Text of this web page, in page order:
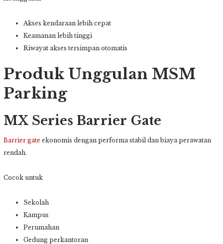
Akses kendaraan lebih cepat
Keamanan lebih tinggi
Riwayat akses tersimpan otomatis
Produk Unggulan MSM
Parking
MX Series Barrier Gate
Barrier gate ekonomis dengan performa stabil dan biaya perawatan
rendah.
Cocok untuk
Sekolah
Kampus
Perumahan
Gedung perkantoran